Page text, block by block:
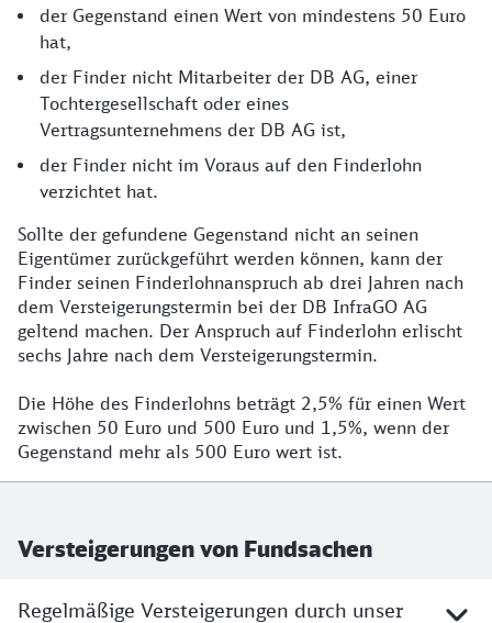
der Gegenstand einen Wert von mindestens 50 Euro
hat,
der Finder nicht Mitarbeiter der DB AG, einer
Tochtergesellschaft oder eines
Vertragsunternehmens der DB AG ist,
der Finder nicht im Voraus auf den Finderlohn
verzichtet hat.
Sollte der gefundene Gegenstand nicht an seinen
Eigentümer zurückgeführt werden können, kann der
Finder seinen Finderlohnanspruch ab drei Jahren nach
dem Versteigerungstermin bei der DB InfraGO AG
geltend machen. Der Anspruch auf Finderlohn erlischt
sechs Jahre nach dem Versteigerungstermin.
Die Höhe des Finderlohns beträgt 2,5% für einen Wert
zwischen 50 Euro und 500 Euro und 1,5%, wenn der
Gegenstand mehr als 500 Euro wert ist.
Versteigerungen von Fundsachen
Regelmäßige Versteigerungen durch unser